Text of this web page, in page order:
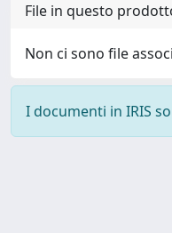
File in questo
Non ci sono file
I documenti in IRIS